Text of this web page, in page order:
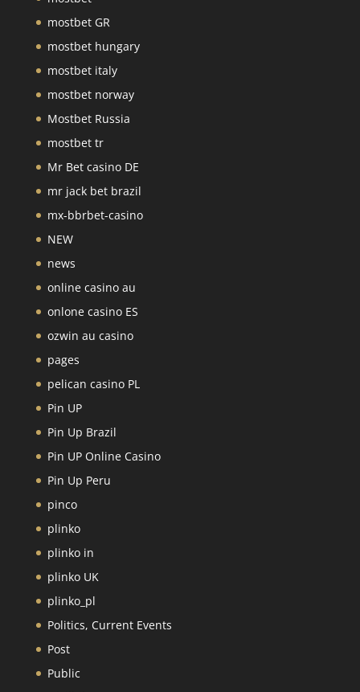
mostbet GR
mostbet hungary
mostbet italy
mostbet norway
Mostbet Russia
mostbet tr
Mr Bet casino DE
mr jack bet brazil
mx-bbrbet-casino
NEW
news
online casino au
onlone casino ES
ozwin au casino
pages
pelican casino PL
Pin UP
Pin Up Brazil
Pin UP Online Casino
Pin Up Peru
pinco
plinko
plinko in
plinko UK
plinko_pl
Politics, Current Events
Post
Public